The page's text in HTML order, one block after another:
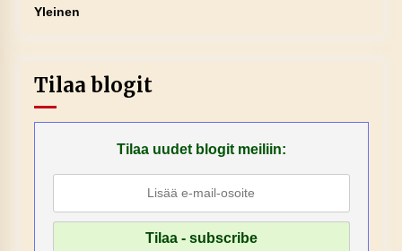
Yleinen
Tilaa blogit
Tilaa uudet blogit meiliin: